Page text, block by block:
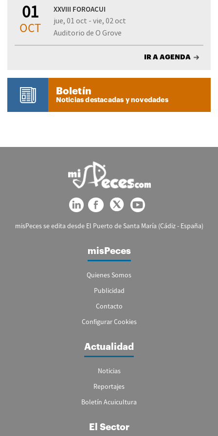
01
OCT
XXVIII FOROACUI
jue, 01 oct - vie, 02 oct
Auditorio de O Grove
IR A AGENDA
Boletín
Noticias destacadas y novedades
misPeces se edita desde El Puerto de Santa María (Cádiz - España)
misPeces
Quienes Somos
Publicidad
Contacto
Configurar Cookies
Actualidad
Noticias
Reportajes
Boletín Acuicultura
El Sector